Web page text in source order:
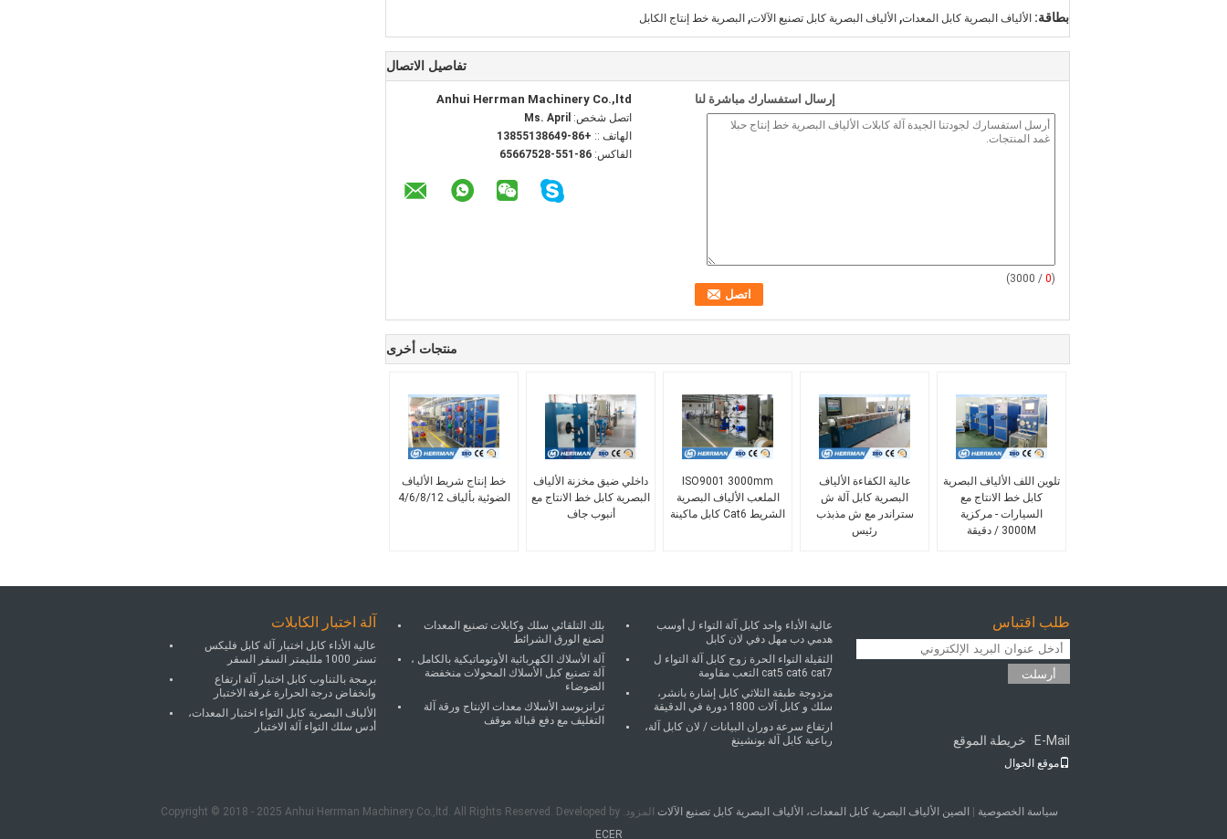
بطاقة: الألياف البصرية كابل المعدات, الألياف البصرية كابل تصنيع الآلات, البصرية خط إنتاج الكابل
تفاصيل الاتصال
Anhui Herrman Machinery Co.,ltd
اتصل شخص: Ms. April
الهاتف :: +86-13855138649
الفاكس: 86-551-65667528
إرسال استفسارك مباشرة لنا
(
0
/ 3000)
منتجات أخرى
خط إنتاج شريط الألياف
الضوئية بألياف 4/6/8/12
داخلي ضيق مخزنة الألياف
البصرية كابل خط الانتاج مع
أنبوب جاف
ISO9001 3000mm
الملعب الألياف البصرية
الشريط Cat6 كابل ماكينة
عالية الكفاءة الألياف
البصرية كابل آلة ش
ستراندر مع ش مذبذب
رئيس
تلوين اللف الألياف البصرية
كابل خط الانتاج مع
السيارات - مركزية
3000M / دقيقة
آلة اختبار الكابلات
عالية الأداء كابل اختبار آلة كابل فليكس
تستر 1000 ملليمتر السفر السفر
برمجة بالتناوب كابل اختبار آلة ارتفاع
وانخفاض درجة الحرارة غرفة الاختبار
الألياف البصرية كابل التواء اختبار المعدات،
أدس سلك التواء آلة الاختبار
بلك التلقائي سلك وكابلات تصنيع المعدات
لصنع الورق الشرائط
آلة الأسلاك الكهربائية الأوتوماتيكية بالكامل ،
آلة تصنيع كبل الأسلاك المحولات منخفضة
الضوضاء
ترانزبوسد الأسلاك معدات الإنتاج ورقة آلة
التغليف مع دفع قبالة موقف
عالية الأداء واحد كابل آلة التواء ل أوسب
هدمي دب مهل دفي لان كابل
الثقيلة التواء الحرة زوج كابل آلة التواء ل
cat5 cat6 cat7 التعب مقاومة
مزدوجة طبقة الثلاثي كابل إشارة بانشر،
سلك و كابل آلات 1800 دورة في الدقيقة
ارتفاع سرعة دوران البيانات / لان كابل آلة،
رباعية كابل آلة بونشينغ
طلب اقتباس
أرسلت
E-Mail خريطة الموقع
موقع الجوال
سياسة الخصوصية الصين الألياف البصرية كابل المعدات، الألياف البصرية كابل تصنيع الآلات المزود. Copyright © 2018 - 2025 Anhui Herrman Machinery Co.,ltd. All Rights Reserved. Developed by
ECER